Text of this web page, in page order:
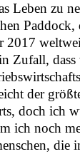
Leben zu
Paddock,
2017
Zufall,
der
doch ich
ich noch
die